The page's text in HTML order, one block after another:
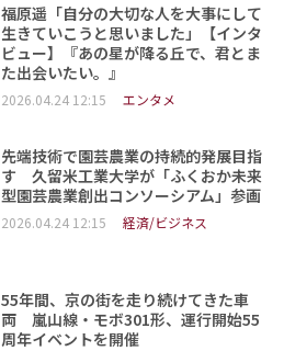
福原遥「自分の大切な人を大事にして
生きていこうと思いました」【インタ
ビュー】『あの星が降る丘で、君とま
た出会いたい。』
2026.04.24 12:15 エンタメ
先端技術で園芸農業の持続的発展目指
す 久留米工業大学が「ふくおか未来
型園芸農業創出コンソーシアム」参画
2026.04.24 12:15 経済/ビジネス
55年間、京の街を走り続けてきた車
両 嵐山線・モボ301形、運行開始55
周年イベントを開催